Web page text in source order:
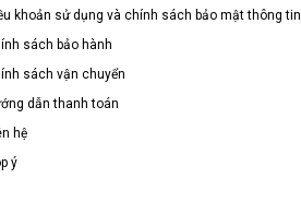
khoản sử dụng và chính sách bảo mật thông tin
sách bảo hành
sách vận chuyển
dẫn thanh toán
hệ
ý